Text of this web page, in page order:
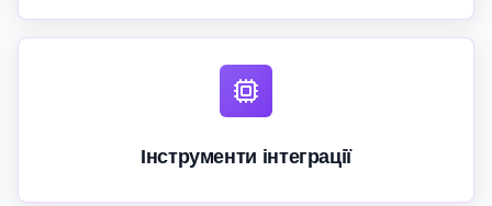
Інструменти інтеграції